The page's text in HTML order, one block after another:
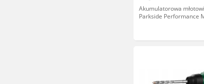
Akumulatorowa
Parkside Performance